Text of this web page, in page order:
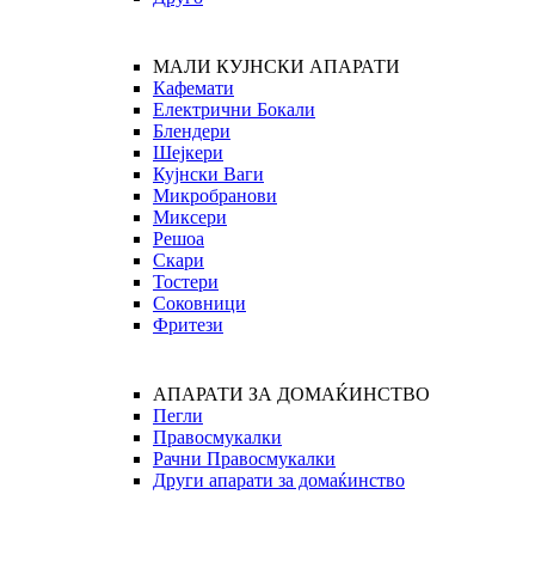
МАЛИ КУЈНСКИ АПАРАТИ
Кафемати
Електрични Бокали
Блендери
Шејкери
Кујнски Ваги
Микробранови
Миксери
Решоа
Скари
Тостери
Соковници
Фритези
АПАРАТИ ЗА ДОМАЌИНСТВО
Пегли
Правосмукалки
Рачни Правосмукалки
Други апарати за домаќинство